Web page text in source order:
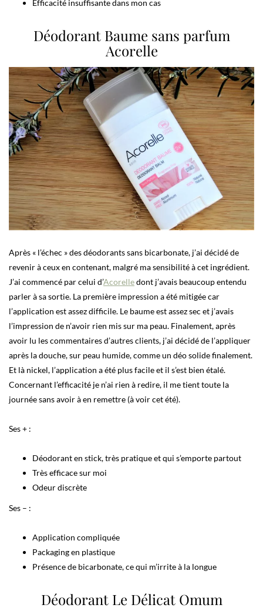
Efficacité insuffisante dans mon cas
Déodorant Baume sans parfum
Acorelle
Après « l’échec » des déodorants sans bicarbonate, j’ai décidé de
revenir à ceux en contenant, malgré ma sensibilité à cet ingrédient.
J’ai commencé par celui d’Acorelledont j’avais beaucoup entendu
parler à sa sortie. La première impression a été mitigée car
l’application est assez difficile. Le baume est assez sec et j’avais
l’impression de n’avoir rien mis sur ma peau. Finalement, après
avoir lu les commentaires d’autres clients, j’ai décidé de l’appliquer
après la douche, sur peau humide, comme un déo solide finalement.
Et là nickel, l’application a été plus facile et il s’est bien étalé.
Concernant l’efficacité je n’ai rien à redire, il me tient toute la
journée sans avoir à en remettre (à voir cet été).
Ses + :
Déodorant en stick, très pratique et qui s’emporte partout
Très efficace sur moi
Odeur discrète
Ses – :
Application compliquée
Packaging en plastique
Présence de bicarbonate, ce qui m’irrite à la longue
Déodorant Le Délicat Omum